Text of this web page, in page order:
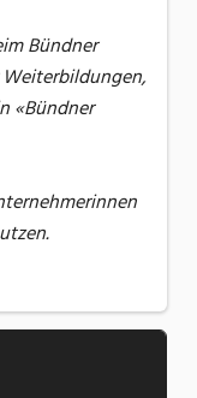
Bündner
«Bündner